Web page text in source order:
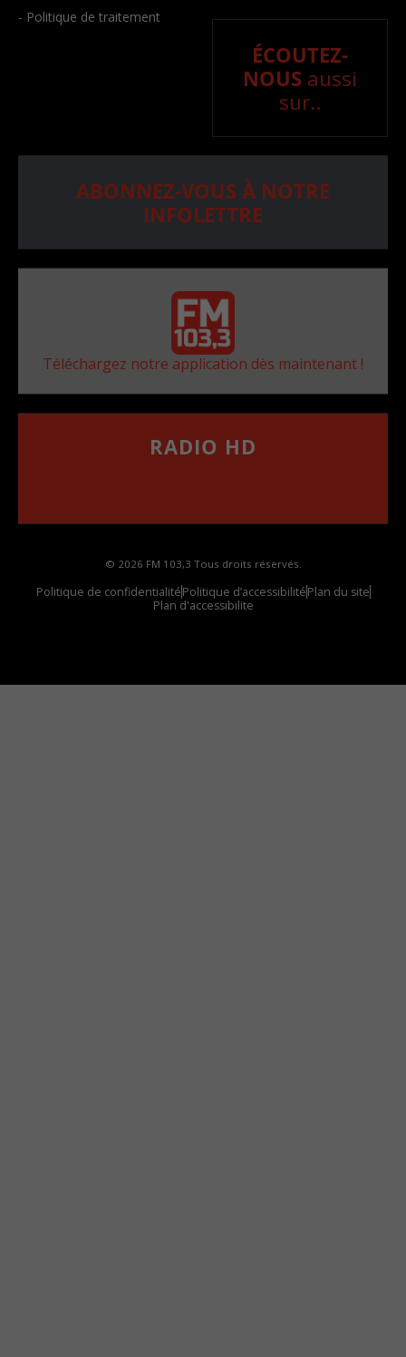
- Politique de traitement
ÉCOUTEZ-
NOUS aussi
sur..
ABONNEZ-VOUS À NOTRE
INFOLETTRE
Téléchargez notre application dès maintenant !
RADIO HD
© 2026 FM 103,3 Tous droits réservés.
Politique de confidentialitéPolitique d’accessibilitéPlan du site
Plan d'accessibilite